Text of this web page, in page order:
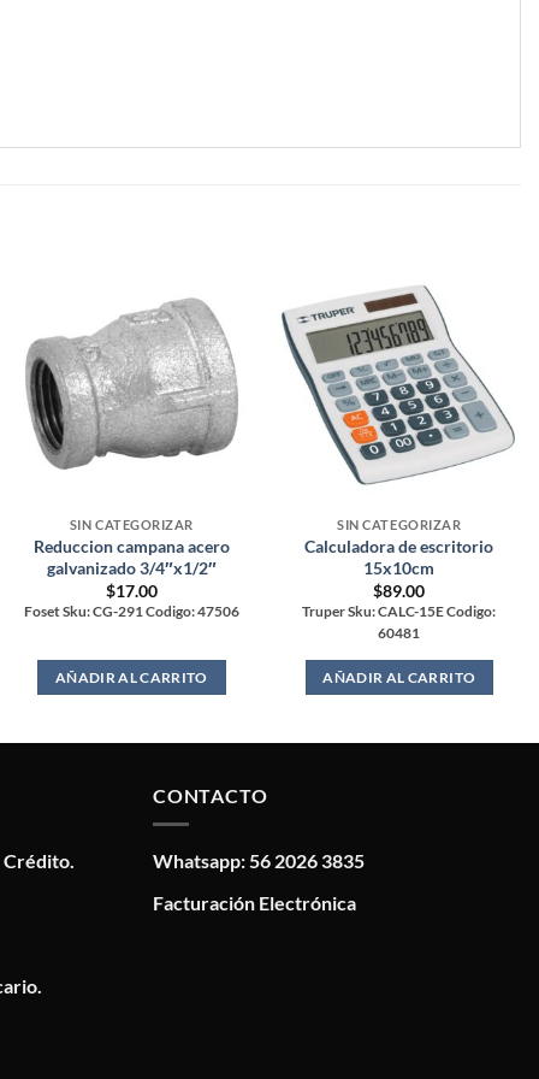
SIN CATEGORIZAR
Reduccion campana acero
galvanizado 3/4″x1/2″
$17.00
Foset Sku: CG-291 Codigo: 47506
AÑADIR AL CARRITO
SIN CATEGORIZAR
Calculadora de escritorio
15x10cm
$89.00
Truper Sku: CALC-15E Codigo:
60481
AÑADIR AL CARRITO
Crédito.
CONTACTO
Whatsapp: 56 2026 3835
Facturación Electrónica